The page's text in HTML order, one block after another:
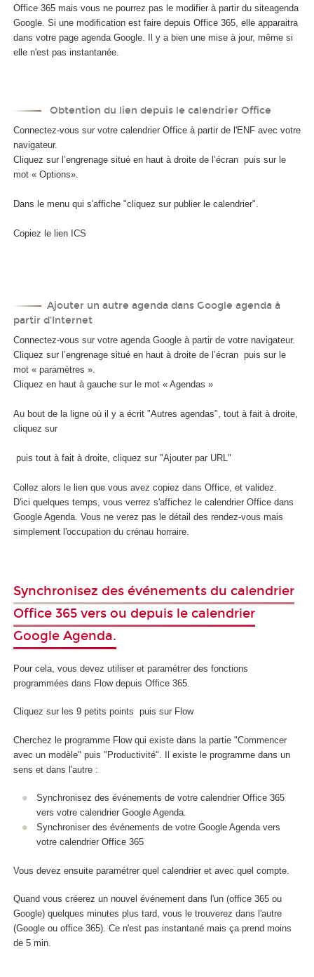
Office 365 mais vous ne pourrez pas le modifier à partir du siteagenda
Google. Si une modification est faire depuis Office 365, elle apparaitra
dans votre page agenda Google. Il y a bien une mise à jour, même si
elle n'est pas instantanée.
Obtention du lien depuis le calendrier Office
Connectez-vous sur votre calendrier Office à partir de l'ENF avec votre
navigateur.
Cliquez sur l’engrenage situé en haut à droite de l’écran puis sur le
mot « Options».
Dans le menu qui s'affiche "cliquez sur publier le calendrier".
Copiez le lien ICS
Ajouter un autre agenda dans Google agenda à
partir d’Internet
Connectez-vous sur votre agenda Google à partir de votre navigateur.
Cliquez sur l’engrenage situé en haut à droite de l’écran puis sur le
mot « paramètres ».
Cliquez en haut à gauche sur le mot « Agendas »
Au bout de la ligne où il y a écrit "Autres agendas", tout à fait à droite,
cliquez sur
puis tout à fait à droite, cliquez sur "Ajouter par URL"
Collez alors le lien que vous avez copiez dans Office, et validez.
D'ici quelques temps, vous verrez s'affichez le calendrier Office dans
Google Agenda. Vous ne verez pas le détail des rendez-vous mais
simplement l'occupation du crénau horraire.
Synchronisez des événements du calendrier
Office 365 vers ou depuis le calendrier
Google Agenda.
Pour cela, vous devez utiliser et paramétrer des fonctions
programmées dans Flow depuis Office 365.
Cliquez sur les 9 petits points puis sur Flow
Cherchez le programme Flow qui existe dans la partie "Commencer
avec un modèle" puis "Productivité". Il existe le programme dans un
sens et dans l'autre :
Synchronisez des événements de votre calendrier Office 365
vers votre calendrier Google Agenda.
Synchroniser des événements de votre Google Agenda vers
votre calendrier Office 365
Vous devez ensuite paramétrer quel calendrier et avec quel compte.
Quand vous créerez un nouvel événement dans l'un (office 365 ou
Google) quelques minutes plus tard, vous le trouverez dans l'autre
(Google ou office 365). Ce n'est pas instantané mais ça prend moins
de 5 min.